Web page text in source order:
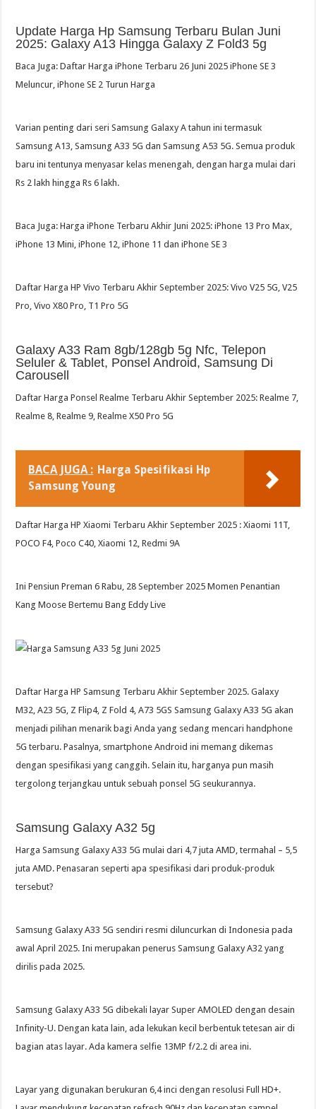
Update Harga Hp Samsung Terbaru Bulan Juni
2025: Galaxy A13 Hingga Galaxy Z Fold3 5g
Baca Juga: Daftar Harga iPhone Terbaru 26 Juni 2025 iPhone SE 3
Meluncur, iPhone SE 2 Turun Harga
Varian penting dari seri Samsung Galaxy A tahun ini termasuk
Samsung A13, Samsung A33 5G dan Samsung A53 5G. Semua produk
baru ini tentunya menyasar kelas menengah, dengan harga mulai dari
Rs 2 lakh hingga Rs 6 lakh.
Baca Juga: Harga iPhone Terbaru Akhir Juni 2025: iPhone 13 Pro Max,
iPhone 13 Mini, iPhone 12, iPhone 11 dan iPhone SE 3
Daftar Harga HP Vivo Terbaru Akhir September 2025: Vivo V25 5G, V25
Pro, Vivo X80 Pro, T1 Pro 5G
Galaxy A33 Ram 8gb/128gb 5g Nfc, Telepon
Seluler & Tablet, Ponsel Android, Samsung Di
Carousell
Daftar Harga Ponsel Realme Terbaru Akhir September 2025: Realme 7,
Realme 8, Realme 9, Realme X50 Pro 5G
BACA JUGA : Harga Spesifikasi Hp
Samsung Young
Daftar Harga HP Xiaomi Terbaru Akhir September 2025 : Xiaomi 11T,
POCO F4, Poco C40, Xiaomi 12, Redmi 9A
Ini Pensiun Preman 6 Rabu, 28 September 2025 Momen Penantian
Kang Moose Bertemu Bang Eddy Live
Daftar Harga HP Samsung Terbaru Akhir September 2025. Galaxy
M32, A23 5G, Z Flip4, Z Fold 4, A73 5GS Samsung Galaxy A33 5G akan
menjadi pilihan menarik bagi Anda yang sedang mencari handphone
5G terbaru. Pasalnya, smartphone Android ini memang dikemas
dengan spesifikasi yang canggih. Selain itu, harganya pun masih
tergolong terjangkau untuk sebuah ponsel 5G seukurannya.
Samsung Galaxy A32 5g
Harga Samsung Galaxy A33 5G mulai dari 4,7 juta AMD, termahal – 5,5
juta AMD. Penasaran seperti apa spesifikasi dari produk-produk
tersebut?
Samsung Galaxy A33 5G sendiri resmi diluncurkan di Indonesia pada
awal April 2025. Ini merupakan penerus Samsung Galaxy A32 yang
dirilis pada 2025.
Samsung Galaxy A33 5G dibekali layar Super AMOLED dengan desain
Infinity-U. Dengan kata lain, ada lekukan kecil berbentuk tetesan air di
bagian atas layar. Ada kamera selfie 13MP f/2.2 di area ini.
Layar yang digunakan berukuran 6,4 inci dengan resolusi Full HD+.